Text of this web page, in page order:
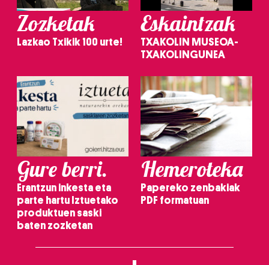
Zozketak
Lazkao Txikik 100 urte!
Eskaintzak
TXAKOLIN MUSEOA-
TXAKOLINGUNEA
Gure berri.
Erantzun inkesta eta
parte hartu Iztuetako
produktuen saski
baten zozketan
Hemeroteka
Papereko zenbakiak
PDF formatuan